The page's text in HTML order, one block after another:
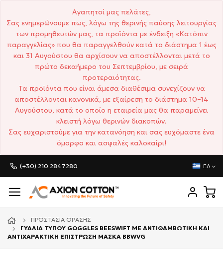
Αγαπητοί μας πελάτες,
Σας ενημερώνουμε πως, λόγω της θερινής παύσης λειτουργίας
των προμηθευτών μας, τα προϊόντα με ένδειξη «Κατόπιν
παραγγελίας» που θα παραγγελθούν κατά το διάστημα 1 έως
και 31 Αυγούστου θα αρχίσουν να αποστέλλονται μετά το
πρώτο δεκαήμερο του Σεπτεμβρίου, με σειρά
προτεραιότητας.
Τα προϊόντα που είναι άμεσα διαθέσιμα συνεχίζουν να
αποστέλλονται κανονικά, με εξαίρεση το διάστημα 10–14
Αυγούστου, κατά το οποίο η εταιρεία μας θα παραμείνει
κλειστή λόγω θερινών διακοπών.
Σας ευχαριστούμε για την κατανόηση και σας ευχόμαστε ένα
όμορφο και ασφαλές καλοκαίρι!
(+30) 210 2847280 ΕΛ
ΠΡΟΣΤΑΣΊΑ ΌΡΑΣΗΣ
ΓΥΑΛΙΑ ΤΥΠΟΥ GOGGLES BEESWIFT ME ΑΝΤΙΘΑΜΒΩΤΙΚΗ ΚΑΙ
ΑΝΤΙΧΑΡΑΚΤΙΚΗ ΕΠΙΣΤΡΩΣΗ ΜΑΣΚΑ BBWVG